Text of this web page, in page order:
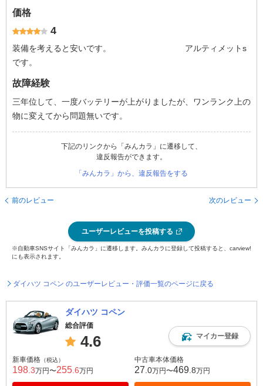
価格
4
装備を考えると安いです。 アルティメットs
です。
故障経験
三年位して、一度バッテリーが上がりましたが、ワンランク上の
物に変えてから問題無いです。
下記のリンクから「みんカラ」に遷移して、
違反報告ができます。
「みんカラ」から、違反報告をする
前のレビュー 次のレビュー
ユーザーレビューを投稿する
※自動車SNSサイト「みんカラ」に遷移します。みんカラに登録して投稿すると、carview!
にも表示されます。
ダイハツ コペン のユーザーレビュー・評価一覧のページに戻る
ダイハツ コペン
総合評価
4.6 マイカー登録
新車価格 （税込）
198 .3万円〜255 .6万円
中古車本体価格
27 .0万円〜469 .8万円